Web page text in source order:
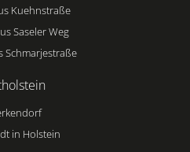
Kuehnstraße
Saseler Weg
Schmarjestraße
in Holstein